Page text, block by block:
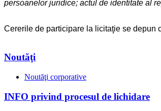
persoanelor juridice; actul de identitate al
Cererile de participare la licitaţie se depun
Noutăţi
Noutăţi corporative
INFO privind procesul de lichidare